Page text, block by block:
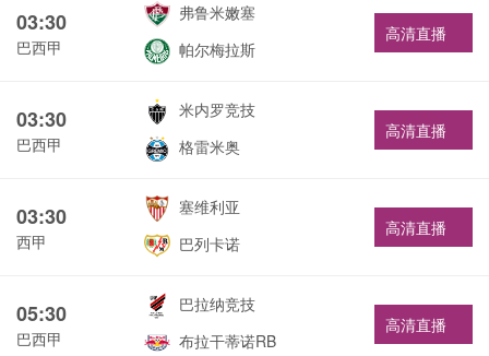
03:30
巴西甲
弗鲁米嫩塞
帕尔梅拉斯
高清直播
03:30
巴西甲
米内罗竞技
格雷米奥
高清直播
03:30
西甲
塞维利亚
巴列卡诺
高清直播
05:30
巴西甲
巴拉纳竞技
布拉干蒂诺RB
高清直播